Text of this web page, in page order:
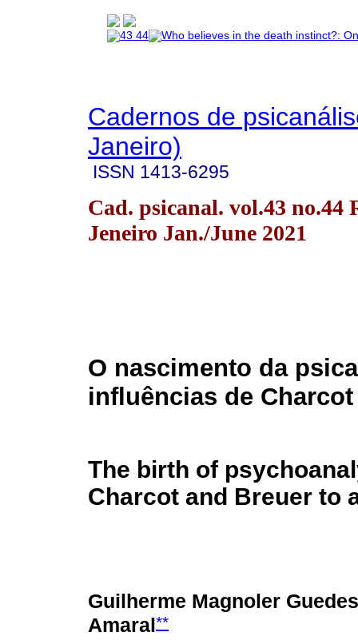
Cadernos de
Janeiro)
ISSN 1413-6295
Cad. psicanal. vol.43 no.44
Jeneiro Jan./June 2021
O nascimento da
influências de
The birth of
Charcot and Breuer to
Guilherme Magnoler
Amaral **